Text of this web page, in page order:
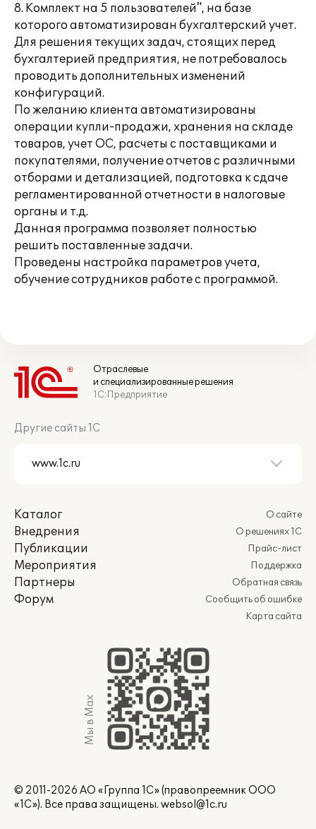
8. Комплект на 5 пользователей", на базе
которого автоматизирован бухгалтерский учет.
Для решения текущих задач, стоящих перед
бухгалтерией предприятия, не потребовалось
проводить дополнительных изменений
конфигураций.
По желанию клиента автоматизированы
операции купли-продажи, хранения на складе
товаров, учет ОС, расчеты с поставщиками и
покупателями, получение отчетов с различными
отборами и детализацией, подготовка к сдаче
регламентированной отчетности в налоговые
органы и т.д.
Данная программа позволяет полностью
решить поставленные задачи.
Проведены настройка параметров учета,
обучение сотрудников работе с программой.
Отраслевые
и специализированные решения
1С:Предприятие
Другие сайты 1С
Каталог
Внедрения
Публикации
Мероприятия
Партнеры
Форум
О сайте
О решениях 1С
Прайс-лист
Поддержка
Обратная связь
Сообщить об ошибке
Карта сайта
Мы в Max
© 2011-2026 АО «Группа 1С» (правопреемник ООО
«1С»). Все права защищены. websol@1c.ru